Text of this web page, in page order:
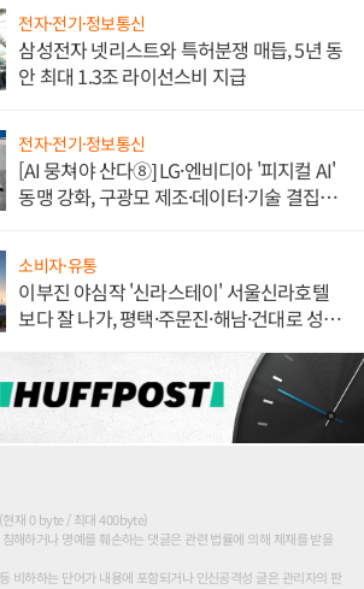
전자·전기·정보통신
삼성전자 넷리스트와 특허분쟁 매듭, 5년 동
안 최대 1.3조 라이선스비 지급
전자·전기·정보통신
[AI 뭉쳐야 산다⑧] LG·엔비디아 '피지컬 AI'
동맹 강화, 구광모 제조·데이터·기술 결집
소비자·유통
이부진 야심작 '신라스테이' 서울신라호텔
보다 잘 나가, 평택·주문진·해남·건대로 성
현재 0 byte / 최대 400byte)
해하거나 명예를 훼손하는 댓글은 관련 법률에 의해 제재를 받을
비하하는 단어가 내용에 포함되거나 인신공격성 글은 관리자의 판